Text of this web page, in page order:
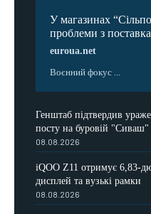
У магазинах
проблеми з
euroua.net
Воєнний фокус ...
Генштаб підтвердив
посту на буровій "Сиваш"
08.08.2026
iQOO Z11 отримує 6,83-
дисплей та вузькі рамки
08.08.2026